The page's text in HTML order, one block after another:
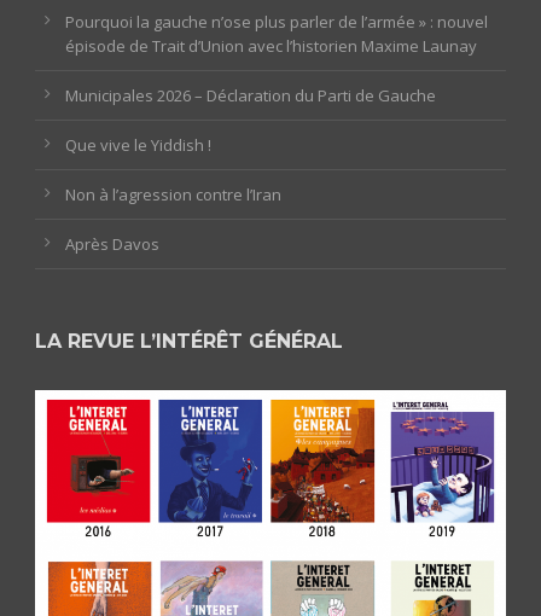
Pourquoi la gauche n’ose plus parler de l’armée » : nouvel
épisode de Trait d’Union avec l’historien Maxime Launay
Municipales 2026 – Déclaration du Parti de Gauche
Que vive le Yiddish !
Non à l’agression contre l’Iran
Après Davos
LA REVUE L’INTÉRÊT GÉNÉRAL